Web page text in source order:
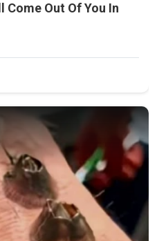
Come Out Of You In